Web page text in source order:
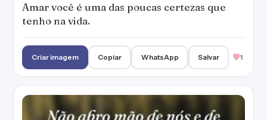
Amar você é uma das poucas certezas que
tenho na vida.
Criar imagem Copiar WhatsApp Salvar 1